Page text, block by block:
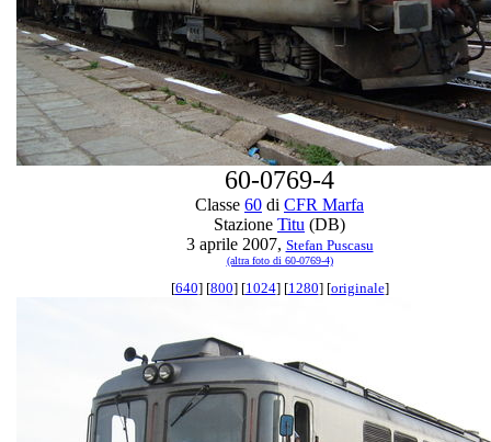
60-0769-4
Classe 60 di CFR Marfa
Stazione Titu (DB)
3 aprile 2007, Stefan Puscasu
(altra foto di 60-0769-4)
[640] [800] [1024] [1280] [originale]